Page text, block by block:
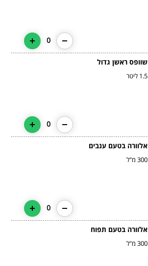
0
שוופס ראשן גדול
1.5 ליטר
0
אלוורה בטעם ענבים
300 מ"ל
0
אלוורה בטעם תפוח
300 מ"ל